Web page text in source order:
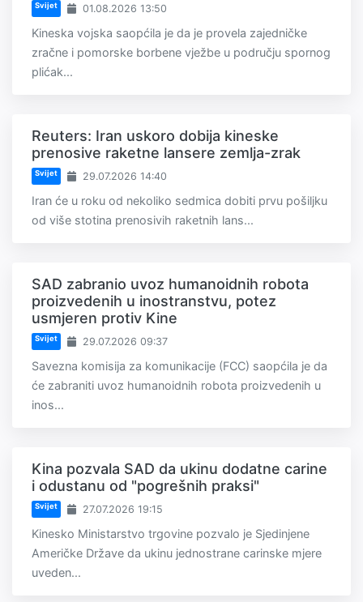
Svijet 01.08.2026 13:50
Kineska vojska saopćila je da je provela zajedničke
zračne i pomorske borbene vježbe u području spornog
plićak...
Reuters: Iran uskoro dobija kineske
prenosive raketne lansere zemlja-zrak
Svijet 29.07.2026 14:40
Iran će u roku od nekoliko sedmica dobiti prvu pošiljku
od više stotina prenosivih raketnih lans...
SAD zabranio uvoz humanoidnih robota
proizvedenih u inostranstvu, potez
usmjeren protiv Kine
Svijet 29.07.2026 09:37
Savezna komisija za komunikacije (FCC) saopćila je da
će zabraniti uvoz humanoidnih robota proizvedenih u
inos...
Kina pozvala SAD da ukinu dodatne carine
i odustanu od "pogrešnih praksi"
Svijet 27.07.2026 19:15
Kinesko Ministarstvo trgovine pozvalo je Sjedinjene
Američke Države da ukinu jednostrane carinske mjere
uveden...